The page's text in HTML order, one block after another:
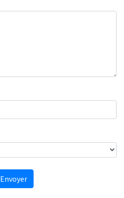
Envoyer